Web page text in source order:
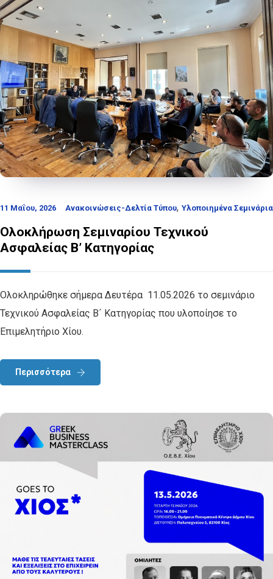
11 Μαΐου, 2026 Ανακοινώσεις-Δελτία Τύπου, Υλοποιημένα Σεμινάρια
Ολοκλήρωση Σεμιναρίου Τεχνικού
Ασφαλείας Β’ Κατηγορίας
Ολοκληρώθηκε σήμερα Δευτέρα 11.05.2026 το σεμινάριο
Τεχνικού Ασφαλείας Β´ Κατηγορίας που υλοποίησε το
Επιμελητήριο Χίου.
Περισσότερα